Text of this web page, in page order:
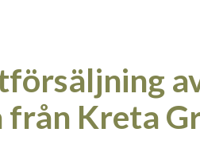
Kreta